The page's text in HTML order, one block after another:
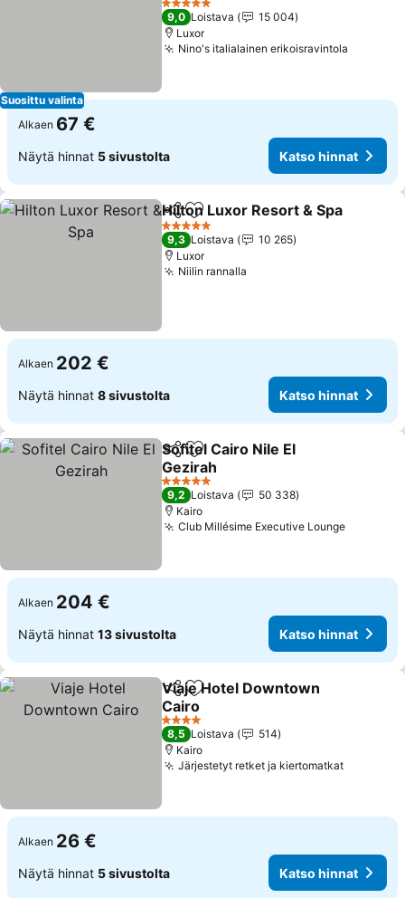
Suosittu valinta
Katso hinnat
5 Tähtiluokitus
9,0 Loistava
15 004
Luxor
Nino's italialainen erikoisravintola
Alkaen 67 €
Näytä hinnat 5 sivustolta Katso hinnat
Jaa Lisää suosikkeihin
Hilton Luxor Resort & Spa
5 Tähtiluokitus
9,3 Loistava
10 265
Luxor
Niilin rannalla
Alkaen 202 €
Näytä hinnat 8 sivustolta Katso hinnat
Jaa Lisää suosikkeihin
Sofitel Cairo Nile El
Gezirah
Katso hinnat
5 Tähtiluokitus
9,2 Loistava
50 338
Kairo
Club Millésime Executive LoungeKatso
Alkaen 204 €
Näytä hinnat 13 sivustolta Katso hinnat
Jaa Lisää suosikkeihin
Viaje Hotel Downtown
Cairo
Katso hinnat
4 Tähtiluokitus
8,5 Loistava
514
Kairo
Järjestetyt retket ja kiertomatkatKatso
Alkaen 26 €
Näytä hinnat 5 sivustolta Katso hinnat